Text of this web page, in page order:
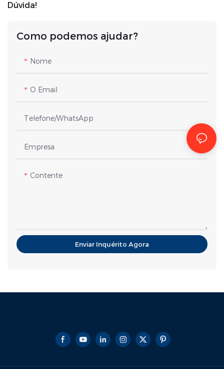
Dúvida!
Como podemos ajudar?
Nome
O Email
Telefone/WhatsApp
Empresa
Contente
Enviar Inquérito Agora